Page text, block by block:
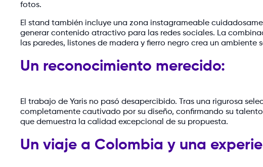
fotos.
El stand también incluye una zona instagrameable
generar contenido atractivo para las redes sociales. La
las paredes, listones de madera y fierro negro crea un ambiente
Un reconocimiento merecido:
El trabajo de Yaris no pasó desapercibido. Tras una rigurosa
completamente cautivado por su diseño, confirmando su
que demuestra la calidad excepcional de su propuesta.
Un viaje a Colombia y una